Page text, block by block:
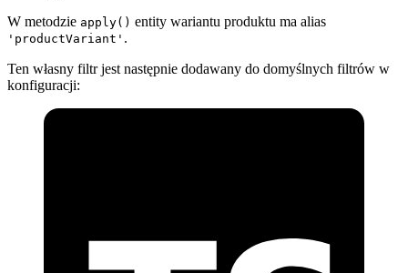
W metodzie apply() entity wariantu produktu ma alias
'productVariant' .
Ten własny filtr jest następnie dodawany do domyślnych filtrów w
konfiguracji: